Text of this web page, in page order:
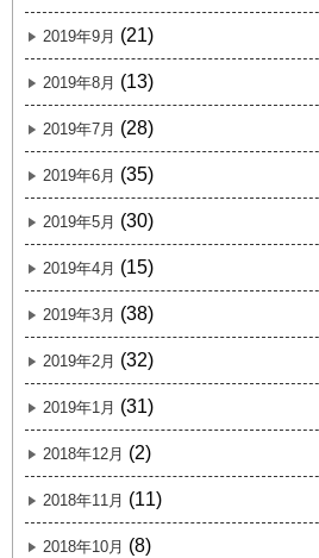
2019年9月 (21)
2019年8月 (13)
2019年7月 (28)
2019年6月 (35)
2019年5月 (30)
2019年4月 (15)
2019年3月 (38)
2019年2月 (32)
2019年1月 (31)
2018年12月 (2)
2018年11月 (11)
2018年10月 (8)